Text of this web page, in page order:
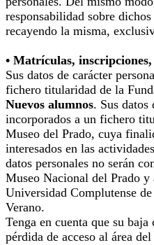
responsabilidad sobre
recayendo la misma,
• Matrículas,
Sus datos de carácter
fichero titularidad de la
Nuevos alumnos. Sus datos
incorporados a un fichero
Museo del Prado, cuya
interesados en las
datos personales no serán
Museo Nacional del Prado
Universidad Complutense
Verano.
Tenga en cuenta que su
pérdida de acceso al área